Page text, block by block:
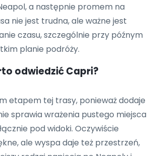
a następnie promem na
nie jest trudna, ale ważne jest
czasu, szczególnie przy późnym
planie podróży.
odwiedzić Capri?
etapem tej trasy, ponieważ dodaje
sprawia wrażenia pustego miejsca
pod widoki. Oczywiście
ale wyspa daje też przestrzeń,